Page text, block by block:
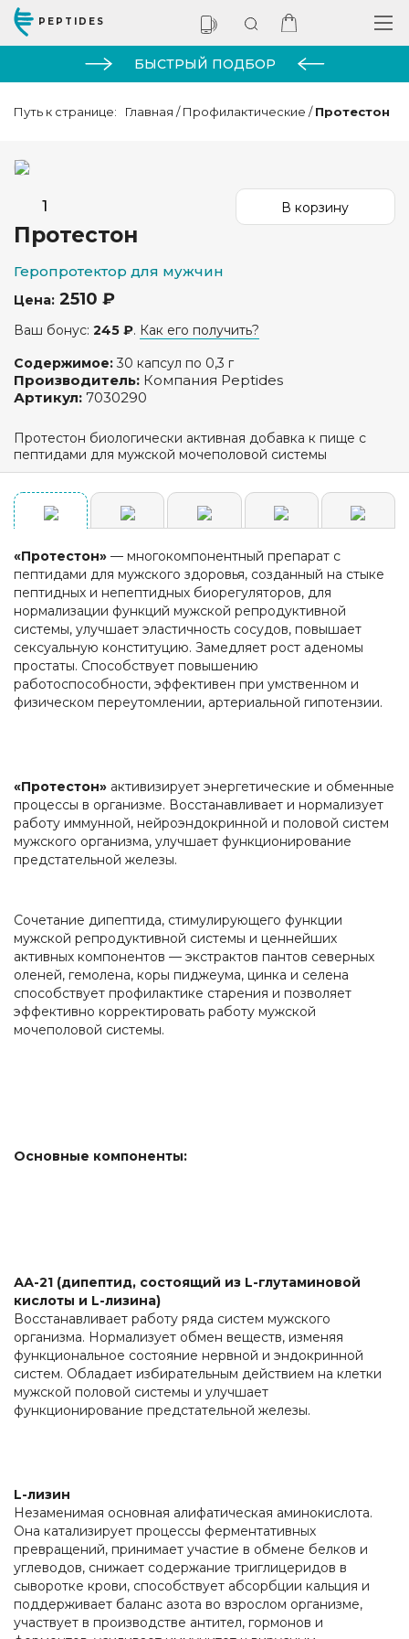
PEPTIDES
БЫСТРЫЙ ПОДБОР
Путь к странице: Главная / Профилактические / Протестон
Протестон
Геропротектор для мужчин
Цена: 2510 ₽
Ваш бонус: 245 ₽. Как его получить?
Содержимое:30 капсул по 0,3 г
Производитель: Компания Peptides
Артикул: 7030290
Протестон биологически активная добавка к пище с
пептидами для мужской мочеполовой системы
«Протестон» — многокомпонентный препарат с
пептидами для мужского здоровья, созданный на стыке
пептидных и непептидных биорегуляторов, для
нормализации функций мужской репродуктивной
системы, улучшает эластичность сосудов, повышает
сексуальную конституцию. Замедляет рост аденомы
простаты. Способствует повышению
работоспособности, эффективен при умственном и
физическом переутомлении, артериальной гипотензии.
«Протестон» активизирует энергетические и обменные
процессы в организме. Восстанавливает и нормализует
работу иммунной, нейроэндокринной и половой систем
мужского организма, улучшает функционирование
предстательной железы.
Сочетание дипептида, стимулирующего функции
мужской репродуктивной системы и ценнейших
активных компонентов — экстрактов пантов северных
оленей, гемолена, коры пиджеума, цинка и селена
способствует профилактике старения и позволяет
эффективно корректировать работу мужской
мочеполовой системы.
Основные компоненты:
АА-21 (дипептид, состоящий из L-глутаминовой
кислоты и L-лизина)
Восстанавливает работу ряда систем мужского
организма. Нормализует обмен веществ, изменяя
функциональное состояние нервной и эндокринной
систем. Обладает избирательным действием на клетки
мужской половой системы и улучшает
функционирование предстательной железы.
L-лизин
Незаменимая основная алифатическая аминокислота.
Она катализирует процессы ферментативных
превращений, принимает участие в обмене белков и
углеводов, снижает содержание триглицеридов в
сыворотке крови, способствует абсорбции кальция и
поддерживает баланс азота во взрослом организме,
участвует в производстве антител, гормонов и